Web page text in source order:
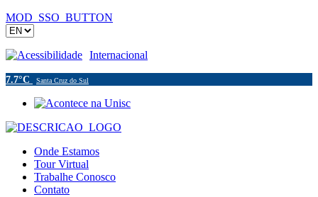
MOD_SSO_BUTTON
Acessibilidade Internacional
7.7°C Santa Cruz do Sul
Onde Estamos
Tour Virtual
Trabalhe Conosco
Contato